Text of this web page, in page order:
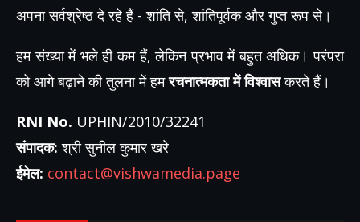
अपना सर्वश्रेष्ठ दे रहे हैं - शांति से, शांतिपूर्वक और गुप्त रूप से।
हम संख्या में भले ही कम हैं, लेकिन प्रभाव में बहुत अधिक। परंपरा
को आगे बढ़ाने की तुलना में हमरचनात्मकता में विश्वासकरते हैं।
RNI No. UPHIN/2010/32241
संपादक: श्री सुनील कुमार खरे
ईमेल: contact@vishwamedia.page